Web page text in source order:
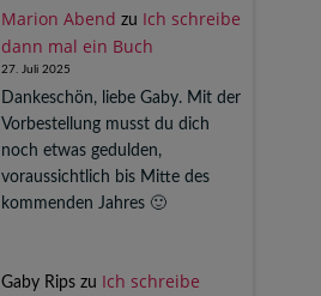
Marion Abend zu Ich schreibe
dann mal ein Buch
27. Juli 2025
Dankeschön, liebe Gaby. Mit der
Vorbestellung musst du dich
noch etwas gedulden,
voraussichtlich bis Mitte des
kommenden Jahres 🙂
Gaby Rips zu Ich schreibe